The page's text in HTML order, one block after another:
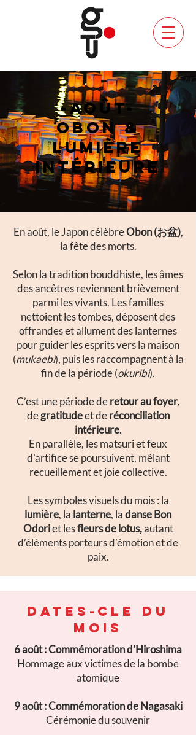
-AOÛT-
OBON &
LUMIÈRE
INTÉRIEURE
En août, le Japon célèbreObon (お盆),
la fête des morts.
Selon la tradition bouddhiste, les âmes
des ancêtres reviennent brièvement
parmi les vivants. Les familles
nettoient les tombes, déposent des
offrandes et allument des lanternes
pour guider les esprits vers la maison
(mukaebi), puis les raccompagnent à la
fin de la période (okuribi).
C’est une période deretour au foyer,
degratitudeet deréconciliation
intérieure.
En parallèle, les matsuri et feux
d’artifice se poursuivent, mêlant
recueillement et joie collective.
Les symboles visuels du mois : la
lumière, la lanterne, ladanse Bon
Odoriet lesfleurs de lotus,autant
d’éléments porteurs d’émotion et de
paix.
DATES-CLE DU
MOIS
6 août : Commémoration d’Hiroshima
Hommage aux victimes de la bombe
atomique
9 août : Commémoration de Nagasaki
Cérémonie du souvenir